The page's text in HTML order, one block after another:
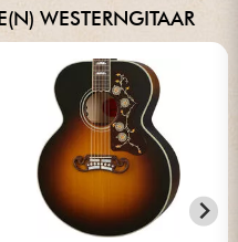
WESTERNGITAAR